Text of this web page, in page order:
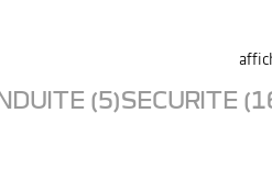
(5)SECURITE